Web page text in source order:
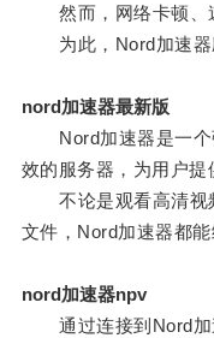
然而，网络卡顿、
为此，Nord加速器
nord加速器最新版
Nord加速器是一个
效的服务器，为用户提
不论是观看高清视
文件，Nord加速器都能
nord加速器npv
通过连接到Nord加